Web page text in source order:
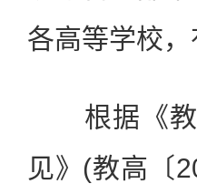
各高等学校
根据《教
见》(教高〔